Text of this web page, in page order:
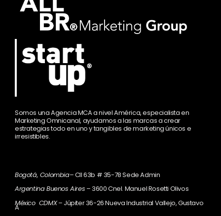
Somos una Agencia MCA a nivel América, especialista en
Marketing Omnicanal, ayudamos a las marcas a crear
estrategias todo en uno y tangibles de marketing únicos e
irresistibles.
Bogotá, Colombia– Cll 63b # 35-78 Sede Admin
Argentina Buenos Aires – 3600 Cnel. Manuel Rosetti Olivos
México CDMX– Júpiter 36-26 Nueva Industrial Vallejo, Gustavo
A